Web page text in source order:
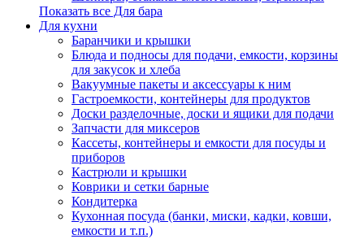
Показать все Для бара
Для кухни
Баранчики и крышки
Блюда и подносы для подачи, емкости, корзины
для закусок и хлеба
Вакуумные пакеты и аксессуары к ним
Гастроемкости, контейнеры для продуктов
Доски разделочные, доски и ящики для подачи
Запчасти для миксеров
Кассеты, контейнеры и емкости для посуды и
приборов
Кастрюли и крышки
Коврики и сетки барные
Кондитерка
Кухонная посуда (банки, миски, кадки, ковши,
емкости и т.п.)